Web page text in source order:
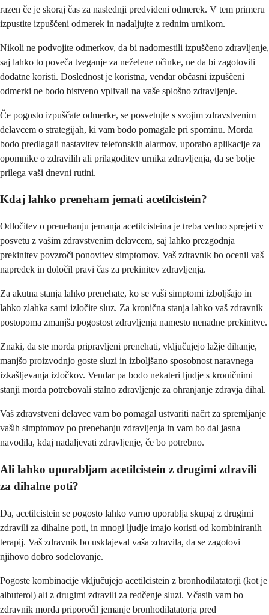
razen če je skoraj čas za naslednji predvideni odmerek. V tem primeru
izpustite izpuščeni odmerek in nadaljujte z rednim urnikom.
Nikoli ne podvojite odmerkov, da bi nadomestili izpuščeno zdravljenje,
saj lahko to poveča tveganje za neželene učinke, ne da bi zagotovili
dodatne koristi. Doslednost je koristna, vendar občasni izpuščeni
odmerki ne bodo bistveno vplivali na vaše splošno zdravljenje.
Če pogosto izpuščate odmerke, se posvetujte s svojim zdravstvenim
delavcem o strategijah, ki vam bodo pomagale pri spominu. Morda
bodo predlagali nastavitev telefonskih alarmov, uporabo aplikacije za
opomnike o zdravilih ali prilagoditev urnika zdravljenja, da se bolje
prilega vaši dnevni rutini.
Kdaj lahko preneham jemati acetilcistein?
Odločitev o prenehanju jemanja acetilcisteina je treba vedno sprejeti v
posvetu z vašim zdravstvenim delavcem, saj lahko prezgodnja
prekinitev povzroči ponovitev simptomov. Vaš zdravnik bo ocenil vaš
napredek in določil pravi čas za prekinitev zdravljenja.
Za akutna stanja lahko prenehate, ko se vaši simptomi izboljšajo in
lahko zlahka sami izločite sluz. Za kronična stanja lahko vaš zdravnik
postopoma zmanjša pogostost zdravljenja namesto nenadne prekinitve.
Znaki, da ste morda pripravljeni prenehati, vključujejo lažje dihanje,
manjšo proizvodnjo goste sluzi in izboljšano sposobnost naravnega
izkašljevanja izločkov. Vendar pa bodo nekateri ljudje s kroničnimi
stanji morda potrebovali stalno zdravljenje za ohranjanje zdravja dihal.
Vaš zdravstveni delavec vam bo pomagal ustvariti načrt za spremljanje
vaših simptomov po prenehanju zdravljenja in vam bo dal jasna
navodila, kdaj nadaljevati zdravljenje, če bo potrebno.
Ali lahko uporabljam acetilcistein z drugimi zdravili
za dihalne poti?
Da, acetilcistein se pogosto lahko varno uporablja skupaj z drugimi
zdravili za dihalne poti, in mnogi ljudje imajo koristi od kombiniranih
terapij. Vaš zdravnik bo usklajeval vaša zdravila, da se zagotovi
njihovo dobro sodelovanje.
Pogoste kombinacije vključujejo acetilcistein z bronhodilatatorji (kot je
albuterol) ali z drugimi zdravili za redčenje sluzi. Včasih vam bo
zdravnik morda priporočil jemanje bronhodilatatorja pred